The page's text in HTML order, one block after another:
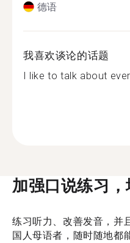
德语
我喜欢谈论的话题
I like to talk about
加强口说练习
练习听力、改善发音，并
国人母语者，随时随地都